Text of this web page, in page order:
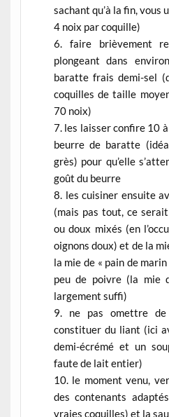
sachant qu’à la fin, vous
4 noix par coquille)
faire brièvement
plongeant dans
baratte frais demi-sel
coquilles de taille
70 noix)
les laisser confire 10
beurre de baratte
grès) pour qu’elle
goût du beurre
les cuisiner ensuite
(mais pas tout, ce
ou doux mixés (en
oignons doux) et de la
la mie de « pain de
peu de poivre (la mie
largement suffi)
ne pas omettre
constituer du liant (ici
demi-écrémé et un
faute de lait entier)
le moment venu,
des contenants
vraies coquilles) et la